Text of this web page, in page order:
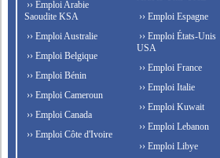
›› Emploi Arabie
Saoudite KSA
›› Emploi Australie
›› Emploi Belgique
›› Emploi Bénin
›› Emploi Cameroun
›› Emploi Canada
›› Emploi Côte d'Ivoire
›› Emploi Espagne
›› Emploi États-Unis
USA
›› Emploi France
›› Emploi Italie
›› Emploi Kuwait
›› Emploi Lebanon
›› Emploi Libye